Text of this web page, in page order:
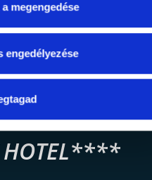
megengedése
engedélyezése
HOTEL****